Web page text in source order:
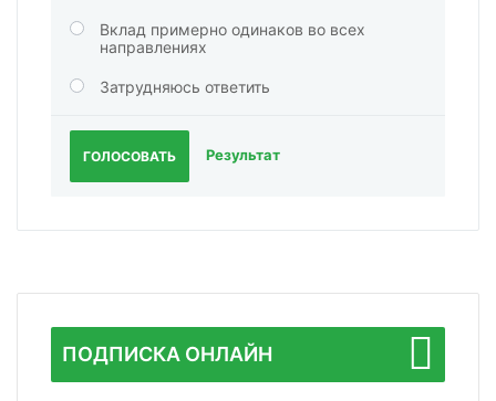
Вклад примерно одинаков во всех
направлениях
Затрудняюсь ответить
ГОЛОСОВАТЬ Результат
ПОДПИСКА ОНЛАЙН